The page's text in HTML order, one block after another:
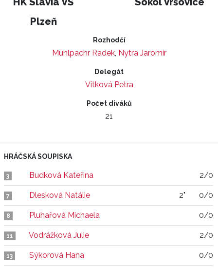
Plzeň
Rozhodčí
Mühlpachr Radek, Nytra Jaromír
Delegát
Vítková Petra
Počet diváků
21
HRÁČSKÁ SOUPISKA
3 Budková Kateřina 2/0
7 Dlesková Natálie 2" 0/0
8 Pluhařová Michaela 0/0
11 Vodrážková Julie 2/0
13 Sýkorová Hana 0/0